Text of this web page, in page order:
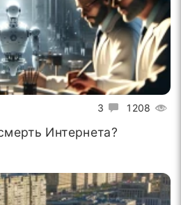
3 1208
Интернета?